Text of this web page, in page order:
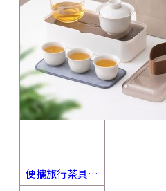
便攜旅行茶具組 茶杯 茶壺 陶瓷杯 泡茶組 茶具套裝 伴手禮 禮盒 禮品